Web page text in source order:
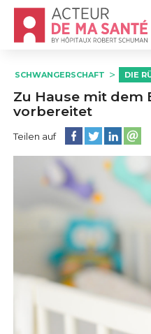
Accueil - Acteur de
SCHWANGERSCHAFT DIE
Zu Hause mit dem
vorbereitet
Teilen auf Diese Seite auf
Diese Seite
Diese